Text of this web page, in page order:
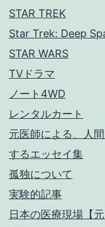
STAR TREK
Star Trek: Deep
STAR WARS
TVドラマ
ノート4WD
レンタルカート
元医師による、人
するエッセイ集
孤独について
実験的記事
日本の医療現場【